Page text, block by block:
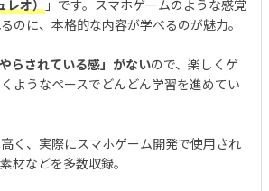
レオ） 」です。スマホゲームのような感覚
のに、本格的な内容が学べるのが魅力。
やらされている感」がないので、楽しくゲ
ようなペースでどんどん学習を進めてい
く、実際にスマホゲーム開発で使用され
材などを多数収録。